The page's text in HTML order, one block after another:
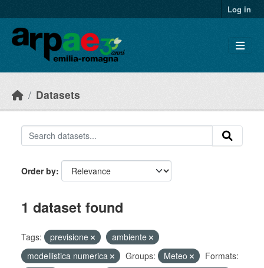
Log in
Datasets
Order by
1 dataset found
Tags: previsione
ambiente
modellistica numerica
Groups: Meteo
Formats: